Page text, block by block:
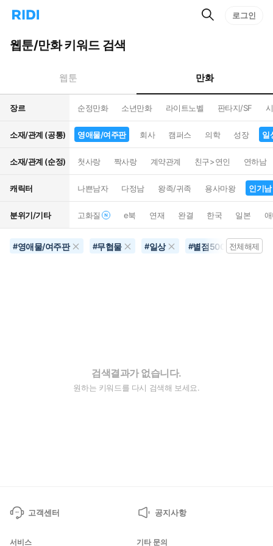
리
홈
으
턴
트
검
로그인
웹툰/만화 키워드 검색
웹툰 만화
장르 순정만화 소년만화 라이트노벨 판타지/SF
소재/관계 (공통) 영애물/여주판 회사 캠퍼스 의학 성장 일
소재/관계 (순정) 첫사랑 짝사랑 계약관계 친구>연인 연하남
캐릭터 나쁜남자 다정남 왕족/귀족 용사마왕 인기남
분위기/기타 고화질 e북 연재 완결 한국 일본
#영애물/여주판 #무협물 #일상 #별점500개이상
전체해제
검색결과가 없습니다.
원하는 키워드를 다시 검색해 보세요.
고객센터 공지사항
서비스 기타 문의